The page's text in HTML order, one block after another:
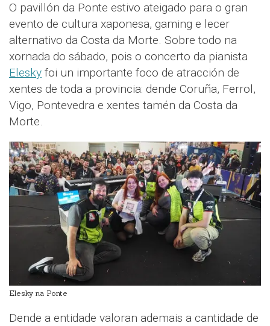
O pavillón da Ponte estivo ateigado para o gran
evento de cultura xaponesa, gaming e lecer
alternativo da Costa da Morte. Sobre todo na
xornada do sábado, pois o concerto da pianista
Elesky foi un importante foco de atracción de
xentes de toda a provincia: dende Coruña, Ferrol,
Vigo, Pontevedra e xentes tamén da Costa da
Morte.
Elesky na Ponte
Dende a entidade valoran ademais a cantidade de